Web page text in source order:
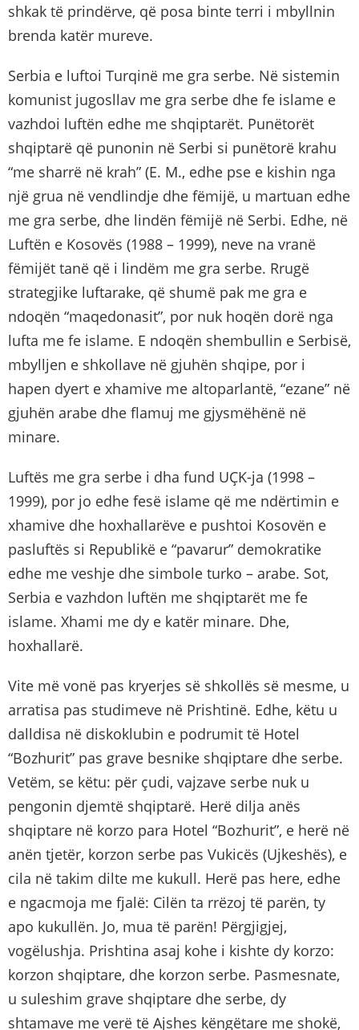
shkak të prindërve, që posa binte terri i mbyllnin
brenda katër mureve.
Serbia e luftoi Turqinë me gra serbe. Në sistemin
komunist jugosllav me gra serbe dhe fe islame e
vazhdoi luftën edhe me shqiptarët. Punëtorët
shqiptarë që punonin në Serbi si punëtorë krahu
“me sharrë në krah” (E. M., edhe pse e kishin nga
një grua në vendlindje dhe fëmijë, u martuan edhe
me gra serbe, dhe lindën fëmijë në Serbi. Edhe, në
Luftën e Kosovës (1988 – 1999), neve na vranë
fëmijët tanë që i lindëm me gra serbe. Rrugë
strategjike luftarake, që shumë pak me gra e
ndoqën “maqedonasit”, por nuk hoqën dorë nga
lufta me fe islame. E ndoqën shembullin e Serbisë,
mbylljen e shkollave në gjuhën shqipe, por i
hapen dyert e xhamive me altoparlantë, “ezane” në
gjuhën arabe dhe flamuj me gjysmëhënë në
minare.
Luftës me gra serbe i dha fund UҪK-ja (1998 –
1999), por jo edhe fesë islame që me ndërtimin e
xhamive dhe hoxhallarëve e pushtoi Kosovën e
pasluftës si Republikë e “pavarur” demokratike
edhe me veshje dhe simbole turko – arabe. Sot,
Serbia e vazhdon luftën me shqiptarët me fe
islame. Xhami me dy e katër minare. Dhe,
hoxhallarë.
Vite më vonë pas kryerjes së shkollës së mesme, u
arratisa pas studimeve në Prishtinë. Edhe, këtu u
dalldisa në diskoklubin e podrumit të Hotel
“Bozhurit” pas grave besnike shqiptare dhe serbe.
Vetëm, se këtu: për çudi, vajzave serbe nuk u
pengonin djemtë shqiptarë. Herë dilja anës
shqiptare në korzo para Hotel “Bozhurit”, e herë në
anën tjetër, korzon serbe pas Vukicës (Ujkeshës), e
cila në takim dilte me kukull. Herë pas here, edhe
e ngacmoja me fjalë: Cilën ta rrëzoj të parën, ty
apo kukullën. Jo, mua të parën! Përgjigjej,
vogëlushja. Prishtina asaj kohe i kishte dy korzo:
korzon shqiptare, dhe korzon serbe. Pasmesnate,
u suleshim grave shqiptare dhe serbe, dy
shtamave me verë të Ajshes këngëtare me shokë,